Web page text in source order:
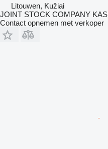
Litouwen, Kužiai
JOINT STOCK COMPANY
Contact opnemen met verkoper